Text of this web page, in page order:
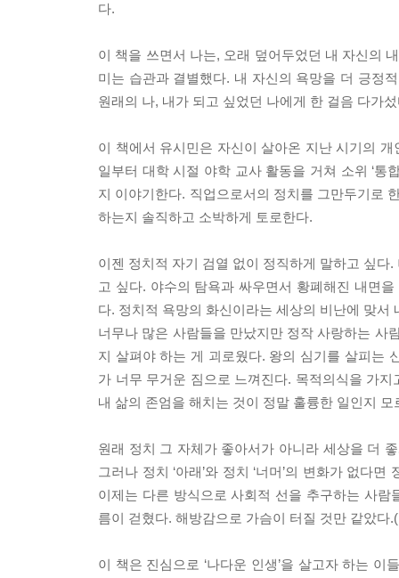
다.
이 책을 쓰면서 나는, 오래 덮어두었던 내 자신의
미는 습관과 결별했다. 내 자신의 욕망을 더 긍정
원래의 나, 내가 되고 싶었던 나에게 한 걸음 다가
이 책에서 유시민은 자신이 살아온 지난 시기의
일부터 대학 시절 야학 교사 활동을 거쳐 소위 ‘통
지 이야기한다. 직업으로서의 정치를 그만두기로
하는지 솔직하고 소박하게 토로한다.
이젠 정치적 자기 검열 없이 정직하게 말하고 싶
고 싶다. 야수의 탐욕과 싸우면서 황폐해진 내면
다. 정치적 욕망의 화신이라는 세상의 비난에 맞
너무나 많은 사람들을 만났지만 정작 사랑하는 사
지 살펴야 하는 게 괴로웠다. 왕의 심기를 살피는
가 너무 무거운 짐으로 느껴진다. 목적의식을 가
내 삶의 존엄을 해치는 것이 정말 훌륭한 일인지 모
원래 정치 그 자체가 좋아서가 아니라 세상을 더
그러나 정치 ‘아래’와 정치 ‘너머’의 변화가 없다
이제는 다른 방식으로 사회적 선을 추구하는 사
름이 걷혔다. 해방감으로 가슴이 터질 것만 같았다
이 책은 진심으로 ‘나다운 인생’을 살고자 하는